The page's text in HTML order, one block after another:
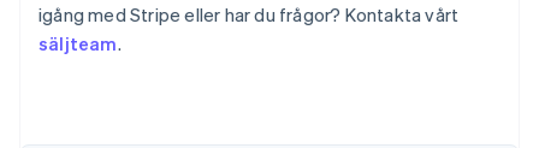
igång med Stripe eller har du frågor? Kontakta vårt
säljteam.
Australien
English
PortuguêsEnglish